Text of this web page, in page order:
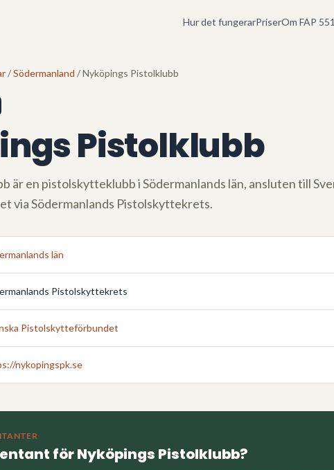
Hur det fungerarPriserOm FAP
/Södermanland / Nyköpings Pistolklubb
Pistolklubb
är en pistolskytteklubb iSödermanlands län, ansluten till
viaSödermanlands Pistolskyttekrets.
län
Pistolskyttekrets
Pistolskytteförbundet
nykopingspk.se
förNyköpings Pistolklubb?